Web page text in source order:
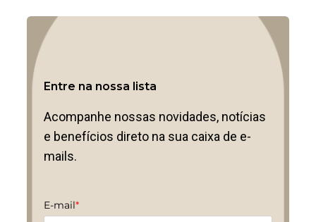
Entre na nossa lista
Acompanhe nossas novidades, notícias
e benefícios direto na sua caixa de e-
mails.
E-mail*